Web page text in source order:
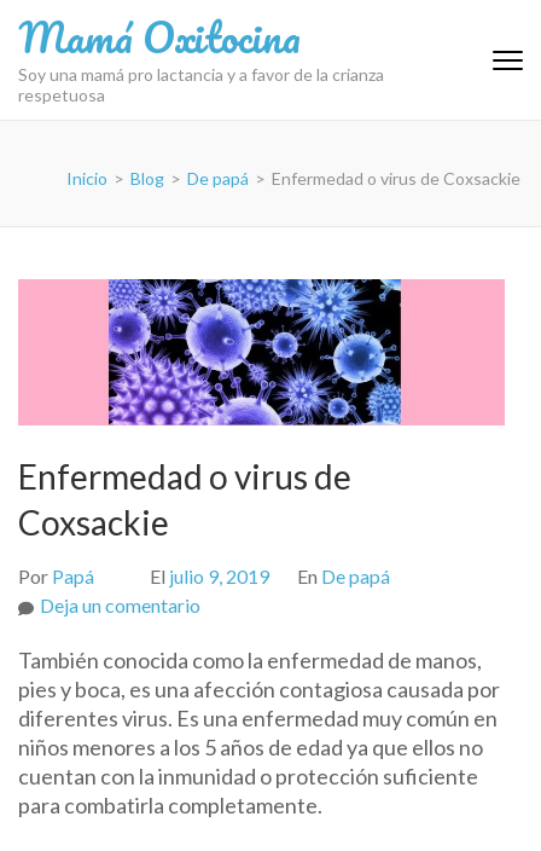
contenido
(presiona
Mamá Oxitocina
Soy una mamá pro lactancia y a favor de la crianza
respetuosa
Inicio > Blog > De papá > Enfermedad o virus de Coxsackie
Enfermedad o virus de
Coxsackie
Por Papá El julio 9, 2019 En De papá
Deja un comentario
o
virus
de
Coxsackie
También conocida como la enfermedad de manos,
pies y boca, es una afección contagiosa causada por
diferentes virus. Es una enfermedad muy común en
niños menores a los 5 años de edad ya que ellos no
cuentan con la inmunidad o protección suficiente
para combatirla completamente.